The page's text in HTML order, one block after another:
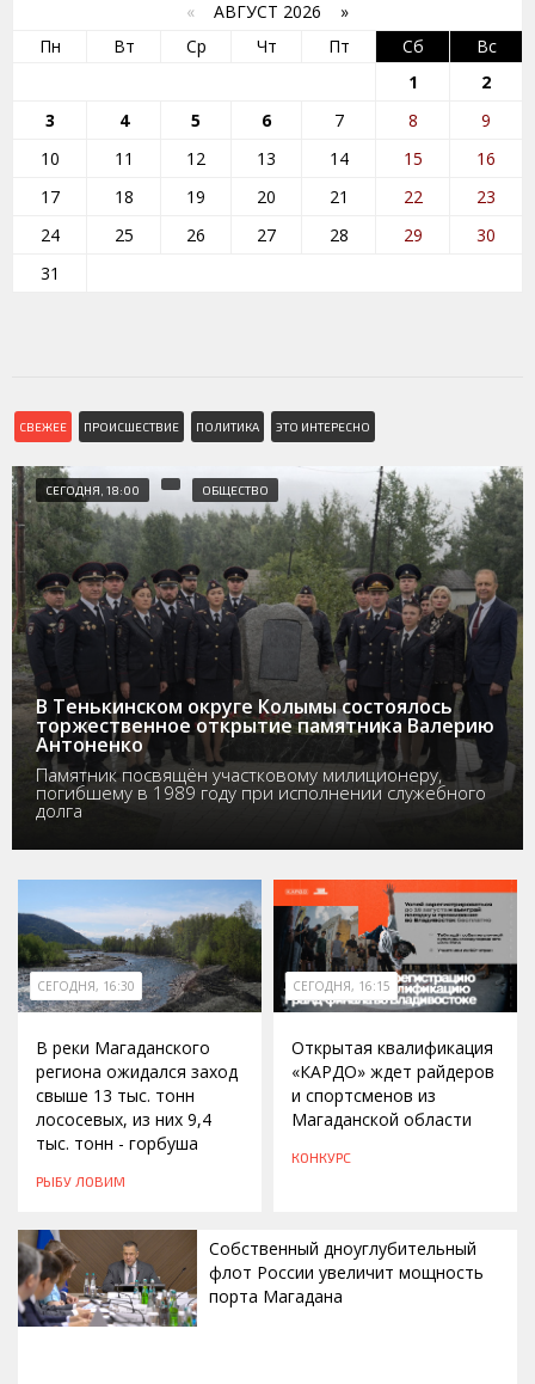
« АВГУСТ 2026 »
Пн
Вт Ср Чт Пт Сб
Вс
1
2
3
4 5 6 7 8
9
10
11 12 13 14 15
16
17
18 19 20 21 22
23
24
25 26 27 28 29
30
31
СВЕЖЕЕ ПРОИСШЕСТВИЕ ПОЛИТИКА ЭТО ИНТЕРЕСНО
СЕГОДНЯ, 18:00 ОБЩЕСТВО
В Тенькинском округе Колымы состоялось
торжественное открытие памятника Валерию
Антоненко
Памятник посвящён участковому милиционеру,
погибшему в 1989 году при исполнении служебного
долга
СЕГОДНЯ, 16:30
В реки Магаданского
региона ожидался заход
свыше 13 тыс. тонн
лососевых, из них 9,4
тыс. тонн - горбуша
РЫБУ ЛОВИМ
СЕГОДНЯ, 16:15
Открытая квалификация
«КАРДО» ждет райдеров
и спортсменов из
Магаданской области
КОНКУРС
Собственный дноуглубительный
флот России увеличит мощность
порта Магадана